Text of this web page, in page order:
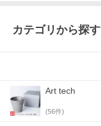
カテゴリから探す
Art tech
(56件)